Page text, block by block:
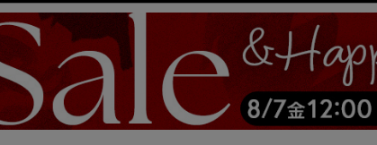
再入荷 ORIGINAL
価格（税込）